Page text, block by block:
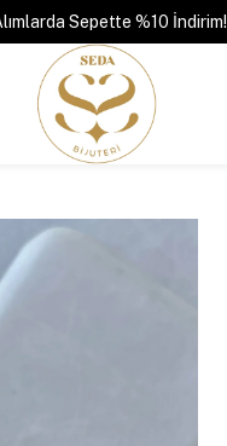
Sepette %10 İndirim!